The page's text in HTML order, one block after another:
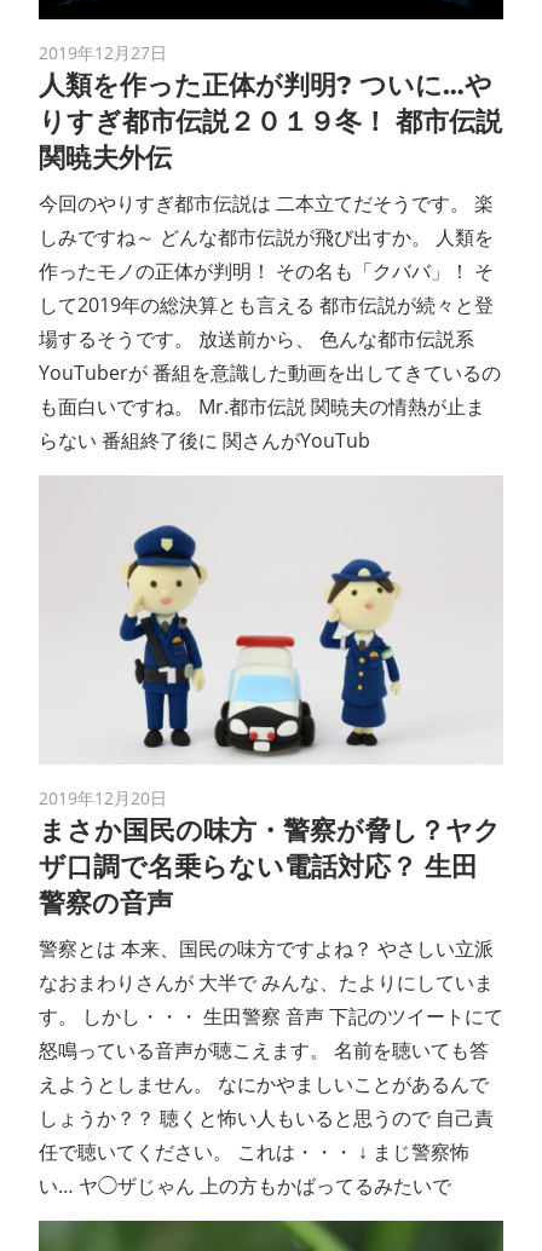
2019年12月27日
人類を作った正体が判明? ついに…や
りすぎ都市伝説２０１９冬！ 都市伝説
関暁夫外伝
今回のやりすぎ都市伝説は 二本立てだそうです。 楽
しみですね～ どんな都市伝説が飛び出すか。 人類を
作ったモノの正体が判明！ その名も「クババ」！ そ
して2019年の総決算とも言える 都市伝説が続々と登
場するそうです。 放送前から、 色んな都市伝説系
YouTuberが 番組を意識した動画を出してきているの
も面白いですね。 Mr.都市伝説 関暁夫の情熱が止ま
らない 番組終了後に 関さんがYouTub
2019年12月20日
まさか国民の味方・警察が脅し？ヤク
ザ口調で名乗らない電話対応？ 生田
警察の音声
警察とは 本来、国民の味方ですよね？ やさしい立派
なおまわりさんが 大半で みんな、たよりにしていま
す。 しかし・・・ 生田警察 音声 下記のツイートにて
怒鳴っている音声が聴こえます。 名前を聴いても答
えようとしません。 なにかやましいことがあるんで
しょうか？？ 聴くと怖い人もいると思うので 自己責
任で聴いてください。 これは・・・ ↓ まじ警察怖
い… ヤ◯ザじゃん 上の方もかばってるみたいで